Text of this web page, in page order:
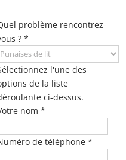
problème rencontrez-
? *
l'une des
de la liste
ci-dessus.
nom *
de téléphone *